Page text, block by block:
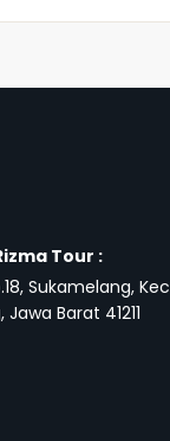
Tour :
Sukamelang,
Barat 41211